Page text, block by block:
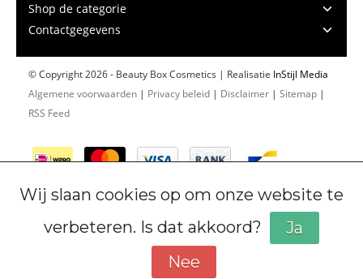
Shop de categorie
Contactgegevens
© Copyright 2026 - Beauty Box Cosmetics | Realisatie InStijl Media
Algemene voorwaarden | Privacy beleid | Disclaimer | Sitemap |
RSS Feed
Wij slaan cookies op om onze website te
verbeteren. Is dat akkoord?
Ja
Nee